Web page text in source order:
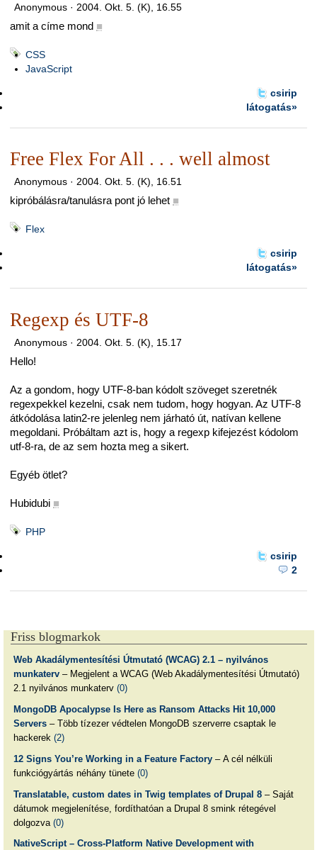
Anonymous · 2004. Okt. 5. (K), 16.55
amit a címe mond ■
CSS
JavaScript
csirip
látogatás»
Free Flex For All . . . well almost
Anonymous · 2004. Okt. 5. (K), 16.51
kipróbálásra/tanulásra pont jó lehet ■
Flex
csirip
látogatás»
Regexp és UTF-8
Anonymous · 2004. Okt. 5. (K), 15.17
Hello!
Az a gondom, hogy UTF-8-ban kódolt szöveget szeretnék
regexpekkel kezelni, csak nem tudom, hogy hogyan. Az UTF-8
átkódolása latin2-re jelenleg nem járható út, natívan kellene
megoldani. Próbáltam azt is, hogy a regexp kifejezést kódolom
utf-8-ra, de az sem hozta meg a sikert.
Egyéb ötlet?
Hubidubi ■
PHP
csirip
2
Friss blogmarkok
Web Akadálymentesítési Útmutató (WCAG) 2.1 – nyilvános
munkaterv– Megjelent a WCAG (Web Akadálymentesítési Útmutató)
2.1 nyilvános munkaterv (0)
MongoDB Apocalypse Is Here as Ransom Attacks Hit 10,000
Servers– Több tízezer védtelen MongoDB szerverre csaptak le
hackerek (2)
12 Signs You’re Working in a Feature Factory– A cél nélküli
funkciógyártás néhány tünete (0)
Translatable, custom dates in Twig templates of Drupal 8– Saját
dátumok megjelenítése, fordíthatóan a Drupal 8 smink rétegével
dolgozva (0)
NativeScript – Cross-Platform Native Development with